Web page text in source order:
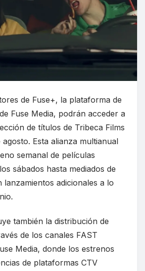
de Fuse+, la plataforma de
Fuse Media, podrán acceder a
de títulos de Tribeca Films
Esta alianza multianual
semanal de películas
sábados hasta mediados de
lanzamientos adicionales a lo
también la distribución de
de los canales FAST
Media, donde los estrenos
de plataformas CTV